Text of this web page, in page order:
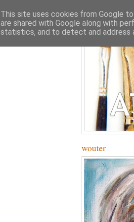
wouter
This site uses cookies from Google
are shared with Google along with
statistics, and to detect and address